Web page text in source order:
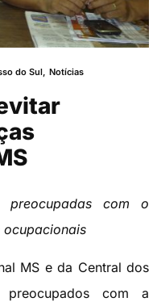
do Sul, Notícias
preocupadas com o
ocupacionais
MS e da Central dos
preocupados com a